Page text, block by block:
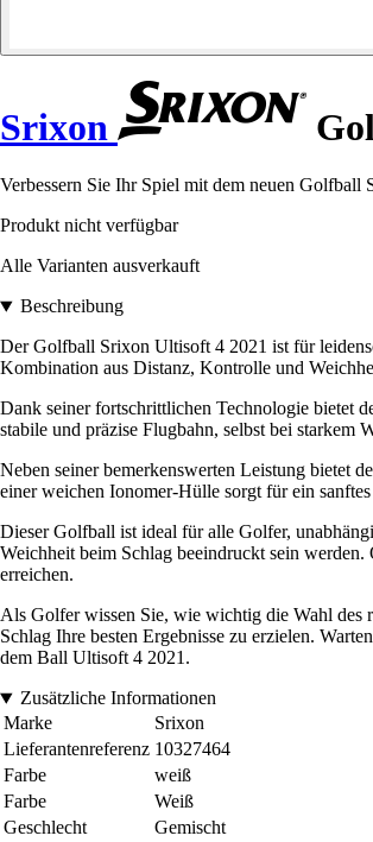
Srixon
Verbessern Sie Ihr Spiel mit dem neuen
Produkt nicht verfügbar
Alle Varianten ausverkauft
Beschreibung
Der Golfball Srixon Ultisoft 4 2021 ist für
Kombination aus Distanz, Kontrolle und
Dank seiner fortschrittlichen Technologie bietet
stabile und präzise Flugbahn, selbst bei starkem
Neben seiner bemerkenswerten Leistung bietet
einer weichen Ionomer-Hülle sorgt für ein
Dieser Golfball ist ideal für alle Golfer,
Weichheit beim Schlag beeindruckt sein
erreichen.
Als Golfer wissen Sie, wie wichtig die Wahl des
Schlag Ihre besten Ergebnisse zu erzielen.
dem Ball Ultisoft 4 2021.
Zusätzliche Informationen
Marke
Srixon
Lieferantenreferenz 10327464
Farbe
weiß
Farbe
Weiß
Geschlecht
Gemischt